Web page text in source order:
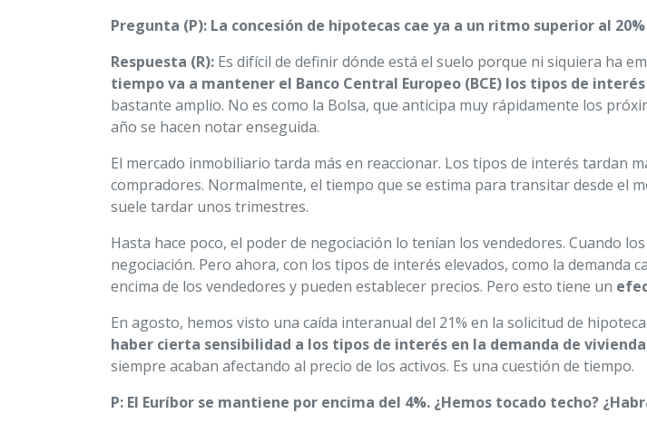
Pregunta (P): La concesión de hipotecas cae ya a un ritmo superior al
Respuesta (R): Es difícil de definir dónde está el suelo porque ni siquiera ha
tiempo va a mantener el Banco Central Europeo (BCE) los tipos de
bastante amplio. No es como la Bolsa, que anticipa muy rápidamente los
año se hacen notar enseguida.
El mercado inmobiliario tarda más en reaccionar. Los tipos de interés tardan
compradores. Normalmente, el tiempo que se estima para transitar desde el
suele tardar unos trimestres.
Hasta hace poco, el poder de negociación lo tenían los vendedores. Cuando
negociación. Pero ahora, con los tipos de interés elevados, como la demanda
encima de los vendedores y pueden establecer precios. Pero esto tiene un
En agosto, hemos visto una caída interanual del 21% en la solicitud de
haber cierta sensibilidad a los tipos de interés en la demanda de vivienda
siempre acaban afectando al precio de los activos. Es una cuestión de tiempo.
P: El Euríbor se mantiene por encima del 4%. ¿Hemos tocado techo?